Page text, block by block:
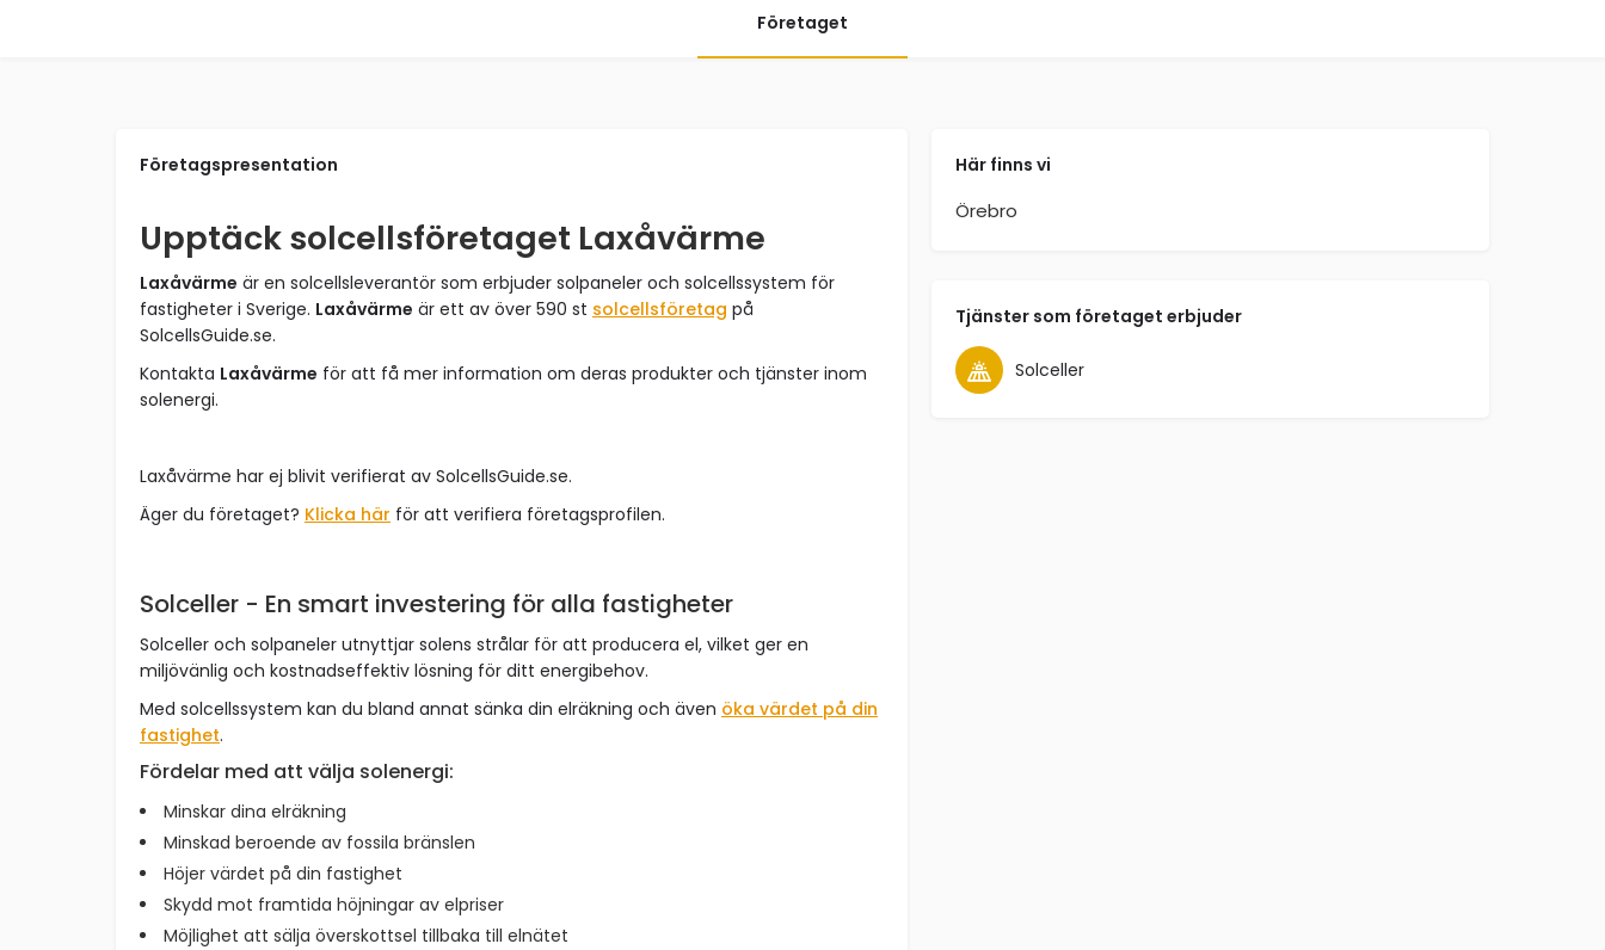
Företaget
Företagspresentation
Upptäck solcellsföretaget Laxåvärme
Laxåvärme är en solcellsleverantör som erbjuder solpaneler och solcellssystem för
fastigheter i Sverige. Laxåvärme är ett av över 590 st solcellsföretag på
SolcellsGuide.se.
Kontakta Laxåvärme för att få mer information om deras produkter och tjänster inom
solenergi.
Laxåvärme har ej blivit verifierat av SolcellsGuide.se.
Äger du företaget? Klicka här för att verifiera företagsprofilen.
Solceller - En smart investering för alla fastigheter
Solceller och solpaneler utnyttjar solens strålar för att producera el, vilket ger en
miljövänlig och kostnadseffektiv lösning för ditt energibehov.
Med solcellssystem kan du bland annat sänka din elräkning och även öka värdet på din
fastighet.
Fördelar med att välja solenergi:
Minskar dina elräkning
Minskad beroende av fossila bränslen
Höjer värdet på din fastighet
Skydd mot framtida höjningar av elpriser
Möjlighet att sälja överskottsel tillbaka till elnätet
Här finns vi
Örebro
Tjänster som företaget erbjuder
Solceller